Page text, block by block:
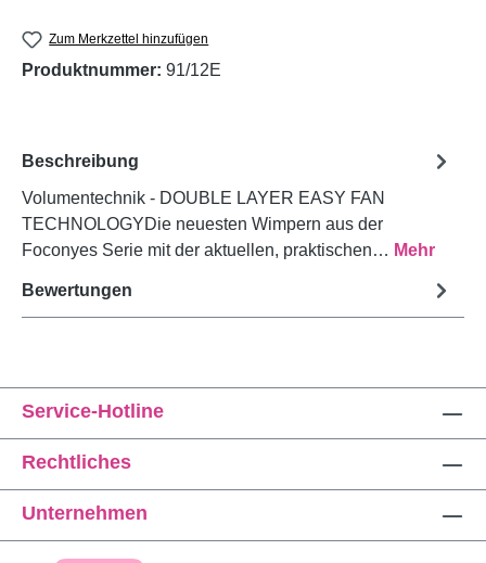
Zum Merkzettel hinzufügen
Produktnummer: 91/12E
Beschreibung
Volumentechnik - DOUBLE LAYER EASY FAN
TECHNOLOGYDie neuesten Wimpern aus der
Foconyes Serie mit der aktuellen, praktischen… Mehr
Bewertungen
Service-Hotline
Rechtliches
Unternehmen